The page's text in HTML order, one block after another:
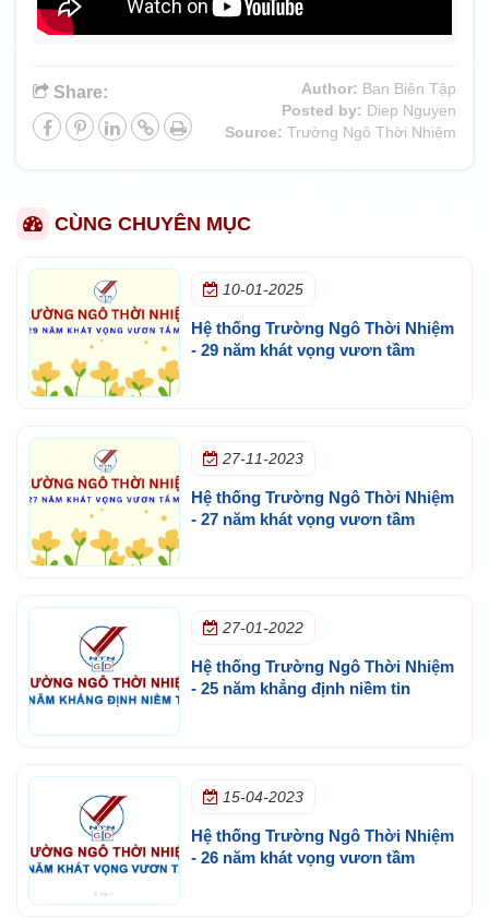
Share: Author: Ban Biên Tập
Posted by: Diep Nguyen
Source: Trường Ngô Thời Nhiệm
CÙNG CHUYÊN MỤC
10-01-2025
Hệ thống Trường Ngô Thời Nhiệm
- 29 năm khát vọng vươn tầm
27-11-2023
Hệ thống Trường Ngô Thời Nhiệm
- 27 năm khát vọng vươn tầm
27-01-2022
Hệ thống Trường Ngô Thời Nhiệm
- 25 năm khẳng định niềm tin
15-04-2023
Hệ thống Trường Ngô Thời Nhiệm
- 26 năm khát vọng vươn tầm